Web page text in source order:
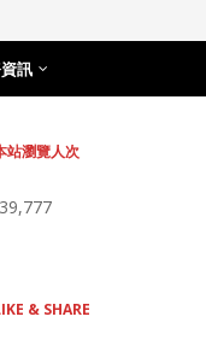
訊
站瀏覽人次
& SHARE